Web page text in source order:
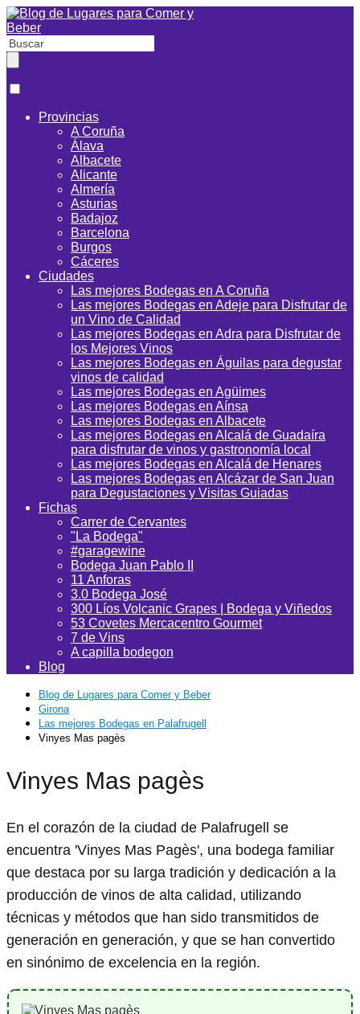
Provincias
A Coruña
Álava
Albacete
Alicante
Almería
Asturias
Badajoz
Barcelona
Burgos
Cáceres
Ciudades
Las mejores Bodegas en A Coruña
Las mejores Bodegas en Adeje para Disfrutar de
un Vino de Calidad
Las mejores Bodegas en Adra para Disfrutar de
los Mejores Vinos
Las mejores Bodegas en Águilas para degustar
vinos de calidad
Las mejores Bodegas en Agüimes
Las mejores Bodegas en Aínsa
Las mejores Bodegas en Albacete
Las mejores Bodegas en Alcalá de Guadaíra
para disfrutar de vinos y gastronomía local
Las mejores Bodegas en Alcalá de Henares
Las mejores Bodegas en Alcázar de San Juan
para Degustaciones y Visitas Guiadas
Fichas
Carrer de Cervantes
"La Bodega"
#garagewine
Bodega Juan Pablo II
11 Anforas
3.0 Bodega José
300 Líos Volcanic Grapes | Bodega y Viñedos
53 Covetes Mercacentro Gourmet
7 de Vins
A capilla bodegon
Blog
Blog de Lugares para Comer y Beber
Girona
Las mejores Bodegas en Palafrugell
Vinyes Mas pagès
Vinyes Mas pagès
En el corazón de la ciudad de Palafrugell se
encuentra 'Vinyes Mas Pagès', una bodega familiar
que destaca por su larga tradición y dedicación a la
producción de vinos de alta calidad, utilizando
técnicas y métodos que han sido transmitidos de
generación en generación, y que se han convertido
en sinónimo de excelencia en la región.